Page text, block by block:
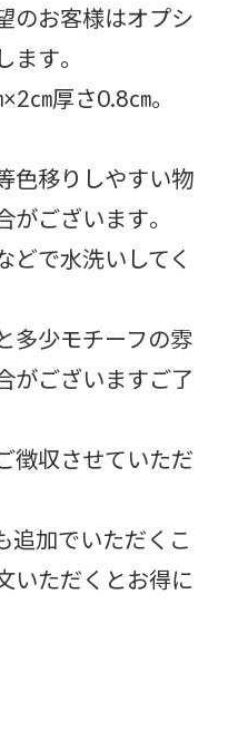
のお客様はオプシ
す。
㎝厚さ0.8㎝。
色移りしやすい物
ございます。
どで水洗いしてく
多少モチーフの雰
がございますご了
徴収させていただ
追加でいただくこ
いただくとお得に